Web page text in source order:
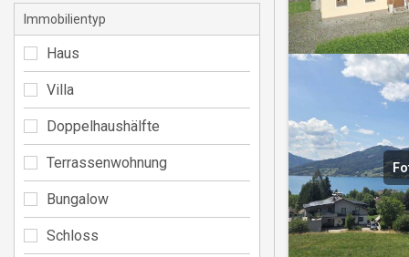
Immobilientyp
Haus
Villa
Doppelhaushälfte
Terrassenwohnung
Bungalow
Schloss